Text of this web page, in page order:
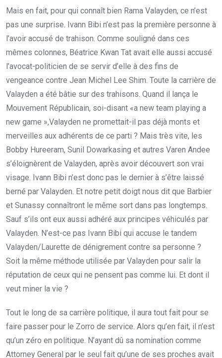
Mais en fait, pour qui connaît bien Rama Valayden, ce n’est
pas une surprise. Ivann Bibi n’est pas la première personne à
l’avoir accusé de trahison. Comme souligné dans ces
mêmes colonnes, Béatrice Kwan Tat avait elle aussi accusé
l’avocat-politicien de se servir d’elle à des fins de
vengeance contre Jean Michel Lee Shim. Toute la carrière de
Valayden a été bâtie sur des trahisons. Quand il lança le
Mouvement Républicain, soi-disant «a new team playing a
new game »,Valayden ne promettait-il pas déjà monts et
merveilles aux adhérents de ce parti ? Mais très vite, les
Bobby Hureeram, Sunil Dowarkasing et autres Varen Andee
s’éloignèrent de Valayden, après avoir découvert son vrai
visage. Ivann Bibi n’est donc pas le dernier à s’être laissé
berné par Valayden. Et notre petit doigt nous dit que Barbier
et Sunassy connaîtront le même sort dans pas longtemps.
Sauf s’ils ont eux aussi adhéré aux principes véhiculés par
Valayden. N’est-ce pas Ivann Bibi qui accuse le tandem
Valayden/Laurette de dénigrement contre sa personne ?
Soit la même méthode utilisée par Valayden pour salir la
réputation de ceux qui ne pensent pas comme lui. Et dont il
veut miner la vie ?
Tout le long de sa carrière politique, il aura tout fait pour se
faire passer pour le Zorro de service. Alors qu’en fait, il n’est
qu’un zéro en politique. N’ayant dû sa nomination comme
Attorney General par le seul fait qu’une de ses proches avait